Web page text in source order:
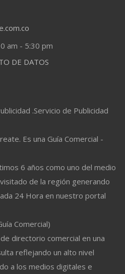
am - 5:30 pm
DE DATOS
.Servicio de Publicidad
Es una Guía Comercial -
6 años como uno del medio
de la región generando
24 Hora en nuestro portal
Comercial)
directorio comercial en una
reflejando un alto nivel
a los medios digitales e